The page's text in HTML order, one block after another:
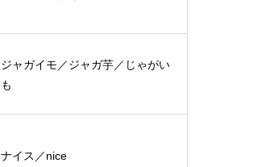
ジャガイモ／ジャガ芋／じゃがい
も
ナイス／nice